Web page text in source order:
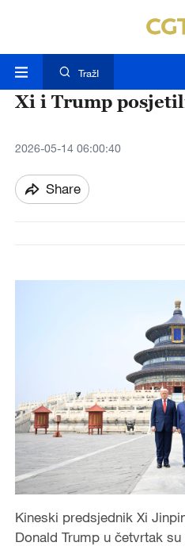
TražI
Xi i Trump
2026-05-14 06:00:40
Share
Kineski predsjednik Xi
Donald Trump u četvrtak